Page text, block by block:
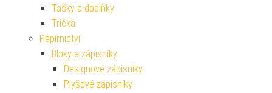
Tašky a doplňky
Trička
Papírnictví
Bloky a zápisníky
Designové zápisníky
Plyšové zápisníky